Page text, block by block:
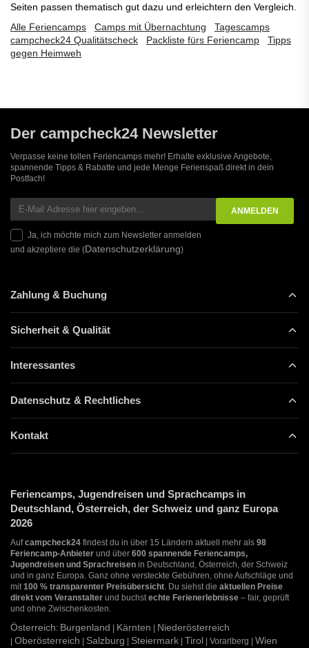
Seiten passen thematisch gut dazu und erleichtern den Vergleich.
Alle Feriencamps
Camps mit Übernachtung
Tagescamps
campcheck24 Qualitätscheck
Packliste fürs Feriencamp
Tipps
gegen Heimweh
Der campcheck24 Newsletter
Verpasse keine tollen Feriencamps mehr! Erhalte exklusive Angebote,
spannende Tipps & Rabatte und jede Menge Ferienspaß direkt in dein
Postfach!
Ja, ich möchte mich zum Newsletter anmelden
und akzeptiere die (Datenschutzerklärung)
Zahlung & Buchung
Sicherheit & Qualität
Interessantes
Datenschutz & Rechtliches
Kontakt
Feriencamps, Jugendreisen und Sprachcamps in
Deutschland, Österreich, der Schweiz und ganz Europa
2026
Aufcampcheck24 findest du in über 15 Ländern aktuell mehr als 98
Feriencamp-Anbieter und über 600 spannende Feriencamps,
Jugendreisen und Sprachreisen in Deutschland, Österreich, der Schweiz
und in ganz Europa. Ganz ohne versteckte Gebühren, ohne Aufschläge und
mit100 % transparenter Preisübersicht. Du siehst die aktuellen Preise
direkt vom Veranstalter und buchstechte Ferienerlebnisse – fair, geprüft
und ohne Zwischenkosten.
Österreich: Burgenland Kärnten Niederösterreich
Oberösterreich Salzburg Steiermark Tirol | Vorarlberg | Wien